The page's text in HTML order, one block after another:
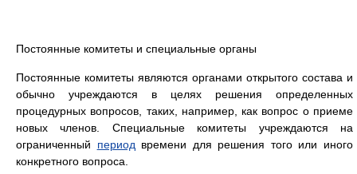
Постоянные комитеты и специальные органы
Постоянные комитеты являются органами открытого состава и
обычно учреждаются в целях решения определенных
процедурных вопросов, таких, например, как вопрос о приеме
новых членов. Специальные комитеты учреждаются на
ограниченный период времени для решения того или иного
конкретного вопроса.